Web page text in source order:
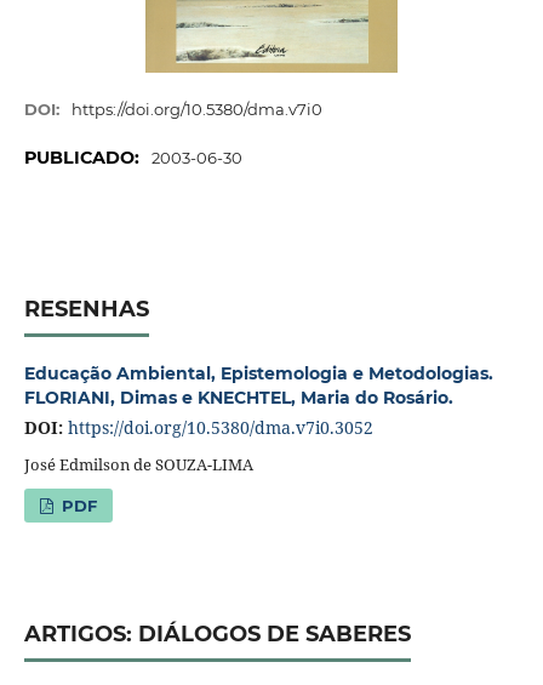
DOI: https://doi.org/10.5380/dma.v7i0
PUBLICADO: 2003-06-30
RESENHAS
Educação Ambiental, Epistemologia e Metodologias.
FLORIANI, Dimas e KNECHTEL, Maria do Rosário.
DOI: https://doi.org/10.5380/dma.v7i0.3052
José Edmilson de SOUZA-LIMA
PDF
ARTIGOS: DIÁLOGOS DE SABERES